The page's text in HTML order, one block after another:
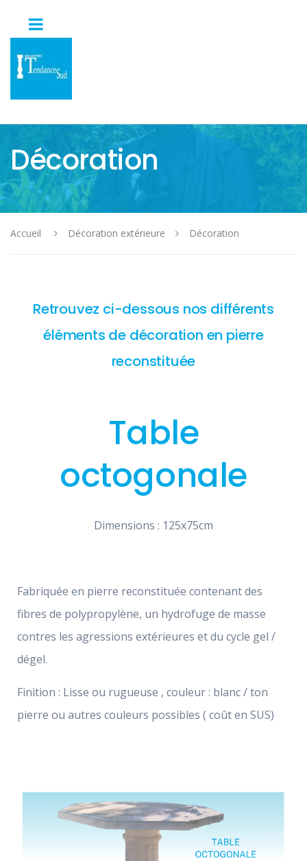
Décoration
Accueil Décoration extérieure Décoration
Retrouvez ci-dessous nos différents
éléments de décoration en pierre
reconstituée
Table
octogonale
Dimensions : 125x75cm
Fabriquée en pierre reconstituée contenant des
fibres de polypropylène, un hydrofuge de masse
contres les agressions extérieures et du cycle gel /
dégel.
Finition : Lisse ou rugueuse , couleur : blanc / ton
pierre ou autres couleurs possibles ( coût en SUS)